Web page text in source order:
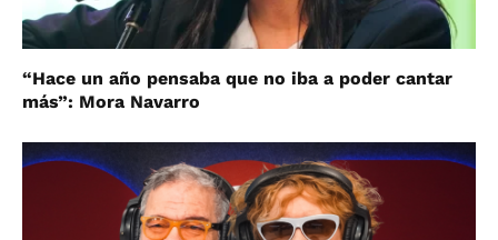
“Hace un año pensaba que no iba a poder cantar
más”: Mora Navarro